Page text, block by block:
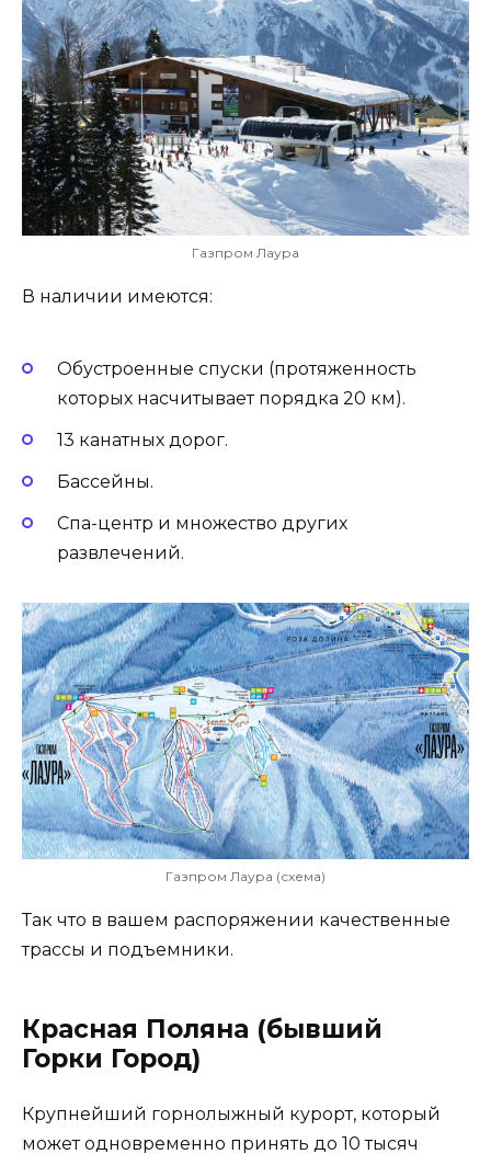
Газпром Лаура
В наличии имеются:
Обустроенные спуски (протяженность
которых насчитывает порядка 20 км).
13 канатных дорог.
Бассейны.
Спа-центр и множество других
развлечений.
Газпром Лаура (схема)
Так что в вашем распоряжении качественные
трассы и подъемники.
Красная Поляна (бывший
Горки Город)
Крупнейший горнолыжный курорт, который
может одновременно принять до 10 тысяч